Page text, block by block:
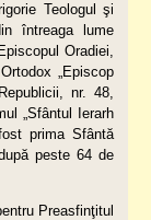
Teologul şi
întreaga lume
Oradiei,
„Episcop
nr. 48,
„Sfântul Ierarh
prima Sfântă
peste 64 de
Preasfinţitul